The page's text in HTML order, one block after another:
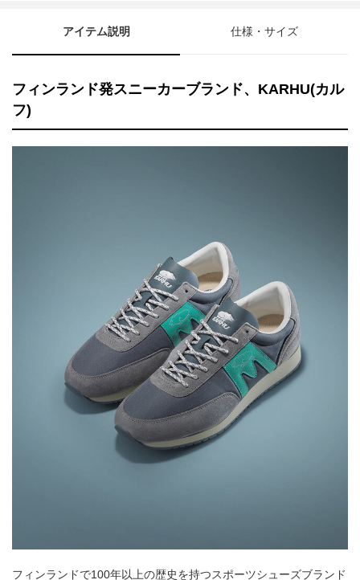
アイテム説明 仕様・サイズ
フィンランド発スニーカーブランド、KARHU(カル
フ)
フィンランドで100年以上の歴史を持つスポーツシューズブランド